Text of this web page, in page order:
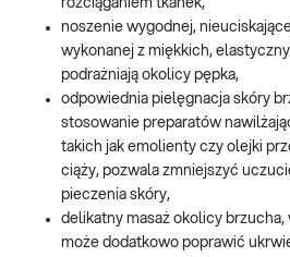
rozciąganiem tkanek,
noszenie wygodnej,
wykonanej z miękkich,
podrażniają okolicy pępka,
odpowiednia pielęgnacja skóry
stosowanie preparatów
takich jak emolienty czy olejki
ciąży, pozwala zmniejszyć
pieczenia skóry,
delikatny masaż okolicy
może dodatkowo poprawić